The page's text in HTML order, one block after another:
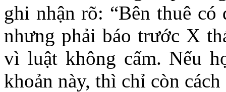
ghi nhận rõ: “Bên thuê
nhưng phải báo trước X
vì luật không cấm. Nếu
khoản này, thì chỉ còn